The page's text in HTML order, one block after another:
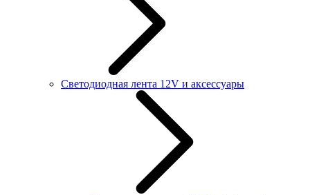
Светодиодная лента 12V и аксессуары